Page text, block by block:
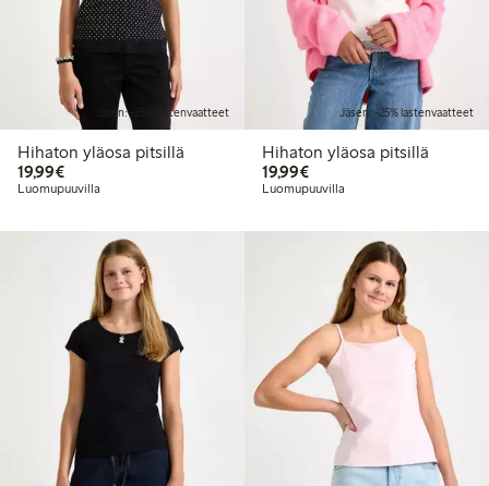
Jäsen: -25% lastenvaatteet
Hihaton yläosa pitsillä
19,99€19,99 €
Luomupuuvilla
Jäsen: -25% lastenvaatteet
Hihaton yläosa pitsillä
19,99€19,99 €
Luomupuuvilla